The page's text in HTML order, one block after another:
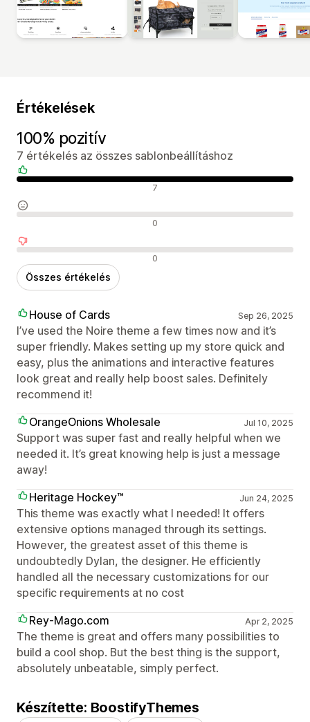
Értékelések
100% pozitív
7 értékelés az összes sablonbeállításhoz
Pozitív értékelések 7
Semleges értékelések 0
Negatív értékelések 0
Összes értékelés
House of Cards Sep 26, 2025
I’ve used the Noire theme a few times now and it’s
super friendly. Makes setting up my store quick and
easy, plus the animations and interactive features
look great and really help boost sales. Definitely
recommend it!
OrangeOnions Wholesale
Jul 10, 2025
Support was super fast and really helpful when we
needed it. It’s great knowing help is just a message
away!
Heritage Hockey™
Jun 24, 2025
This theme was exactly what I needed! It offers
extensive options managed through its settings.
However, the greatest asset of this theme is
undoubtedly Dylan, the designer. He efficiently
handled all the necessary customizations for our
specific requirements at no cost
Rey-Mago.com
Apr 2, 2025
The theme is great and offers many possibilities to
build a cool shop. But the best thing is the support,
absolutely unbeatable, simply perfect.
Készítette: BoostifyThemes